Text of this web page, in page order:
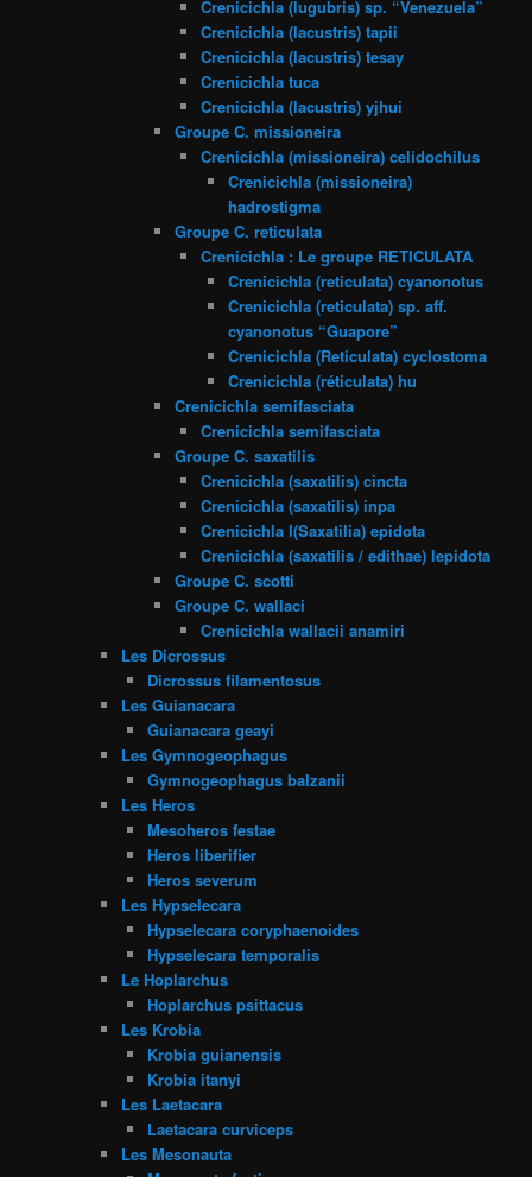
Crenicichla (lugubris) sp. “Venezuela”
Crenicichla (lacustris) tapii
Crenicichla (lacustris) tesay
Crenicichla tuca
Crenicichla (lacustris) yjhui
Groupe C. missioneira
Crenicichla (missioneira) celidochilus
Crenicichla (missioneira)
hadrostigma
Groupe C. reticulata
Crenicichla : Le groupe RETICULATA
Crenicichla (reticulata) cyanonotus
Crenicichla (reticulata) sp. aff.
cyanonotus “Guapore”
Crenicichla (Reticulata) cyclostoma
Crenicichla (réticulata) hu
Crenicichla semifasciata
Crenicichla semifasciata
Groupe C. saxatilis
Crenicichla (saxatilis) cincta
Crenicichla (saxatilis) inpa
Crenicichla l(Saxatilia) epidota
Crenicichla (saxatilis / edithae) lepidota
Groupe C. scotti
Groupe C. wallaci
Crenicichla wallacii anamiri
Les Dicrossus
Dicrossus filamentosus
Les Guianacara
Guianacara geayi
Les Gymnogeophagus
Gymnogeophagus balzanii
Les Heros
Mesoheros festae
Heros liberifier
Heros severum
Les Hypselecara
Hypselecara coryphaenoides
Hypselecara temporalis
Le Hoplarchus
Hoplarchus psittacus
Les Krobia
Krobia guianensis
Krobia itanyi
Les Laetacara
Laetacara curviceps
Les Mesonauta